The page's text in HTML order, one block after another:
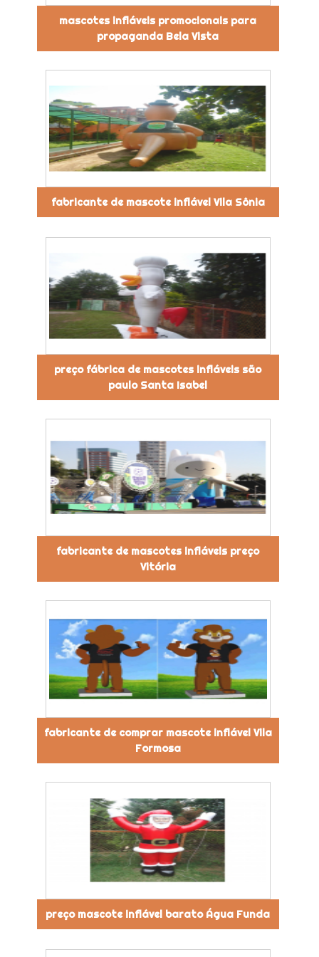
mascotes infláveis promocionais para
propaganda Bela Vista
fabricante de mascote inflável Vila Sônia
preço fábrica de mascotes infláveis são
paulo Santa Isabel
fabricante de mascotes infláveis preço
Vitória
fabricante de comprar mascote inflável Vila
Formosa
preço mascote inflável barato Água Funda